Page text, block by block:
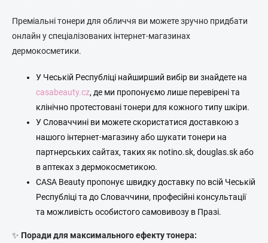
Преміальні тонери для обличчя ви можете зручно придбати
онлайн у спеціалізованих інтернет-магазинах
дермокосметики.
У Чеській Республіці найширший вибір ви знайдете на
casabeauty.cz, де ми пропонуємо лише перевірені та
клінічно протестовані тонери для кожного типу шкіри.
У Словаччині ви можете скористатися доставкою з
нашого інтернет-магазину або шукати тонери на
партнерських сайтах, таких як notino.sk, douglas.sk або
в аптеках з дермокосметикою.
CASA Beauty пропонує швидку доставку по всій Чеській
Республіці та до Словаччини, професійні консультації
та можливість особистого самовивозу в Празі.
✨ Поради для максимального ефекту тонера: